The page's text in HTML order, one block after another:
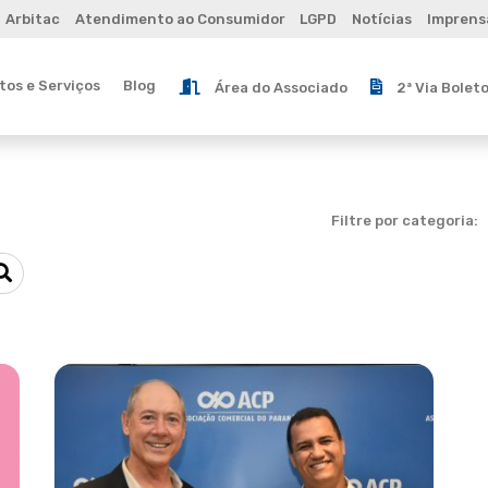
Arbitac Atendimento ao Consumidor LGPD Notícias
e Serviços Blog Área do Associado 2ª Via
Filtre por categoria: